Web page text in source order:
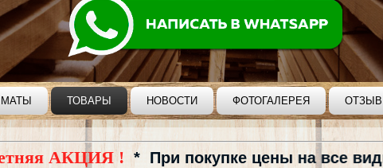
ТОВАРЫ НОВОСТИ ФОТОГАЛЕРЕЯ
покупке цены на все виды товаров снижены